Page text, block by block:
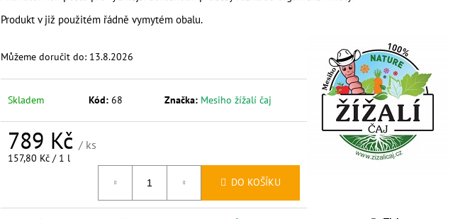
Produkt v již použitém řádně vymytém obalu.
Můžeme doručit do: 13.8.2026
Skladem Kód: 68 Značka: Mesiho žížalí čaj
789 Kč / ks
Měrná
157,80 Kč / 1 l
DO KOŠÍKU